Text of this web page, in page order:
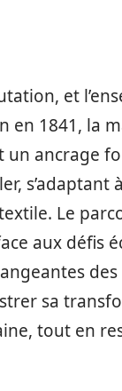
et
1841, la
ancrage
s’adaptant
Le
aux défis
sa
tout en